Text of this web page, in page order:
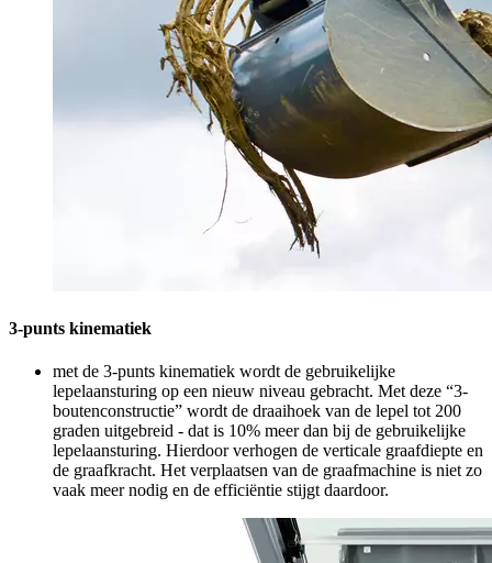
3-punts kinematiek
met de 3-punts kinematiek wordt de gebruikelijke
lepelaansturing op een nieuw niveau gebracht. Met deze “3-
boutenconstructie” wordt de draaihoek van de lepel tot 200
graden uitgebreid - dat is 10% meer dan bij de gebruikelijke
lepelaansturing. Hierdoor verhogen de verticale graafdiepte en
de graafkracht. Het verplaatsen van de graafmachine is niet zo
vaak meer nodig en de efficiëntie stijgt daardoor.